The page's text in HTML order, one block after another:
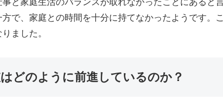
と家庭生活のバランスが取れなかったことにあると
で、家庭との時間を十分に持てなかったようです。
ました。
どのように前進しているのか？